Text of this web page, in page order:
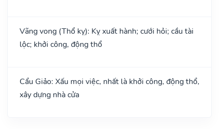
Vãng vong (Thổ kỵ): Kỵ xuất hành; cưới hỏi; cầu tài
lộc; khởi công, động thổ
Cẩu Giảo: Xấu mọi việc, nhất là khởi công, động thổ,
xây dựng nhà cửa